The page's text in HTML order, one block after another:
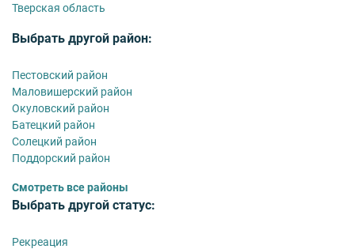
Тверская область
Выбрать другой район:
Пестовский район
Маловишерский район
Окуловский район
Батецкий район
Солецкий район
Поддорский район
Смотреть все районы
Выбрать другой статус:
Рекреация